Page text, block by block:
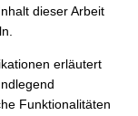
dieser Arbeit
erläutert
Funktionalitäten